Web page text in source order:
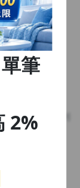
的推薦或回到
單
筆
2%